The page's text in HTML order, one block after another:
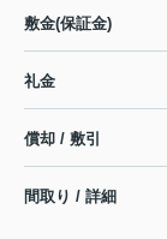
敷金(保証金)
礼金
償却 / 敷引
間取り / 詳細